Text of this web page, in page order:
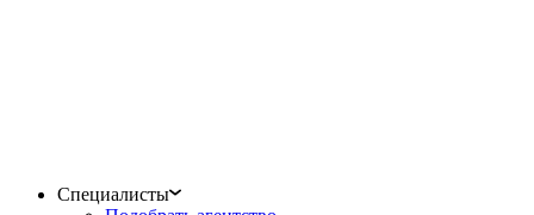
Специалисты